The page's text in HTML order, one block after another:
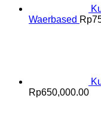
Waerbased Rp
Rp650,000.00